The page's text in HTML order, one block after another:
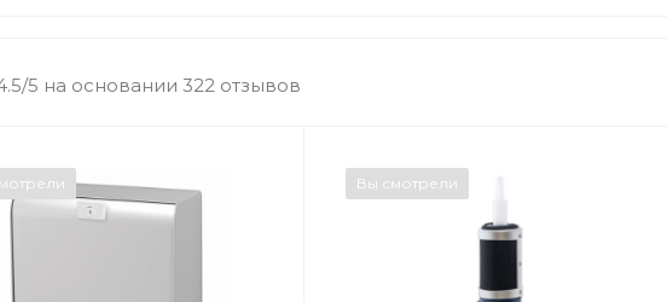
5 на основании 322 отзывов
Вы смотрели